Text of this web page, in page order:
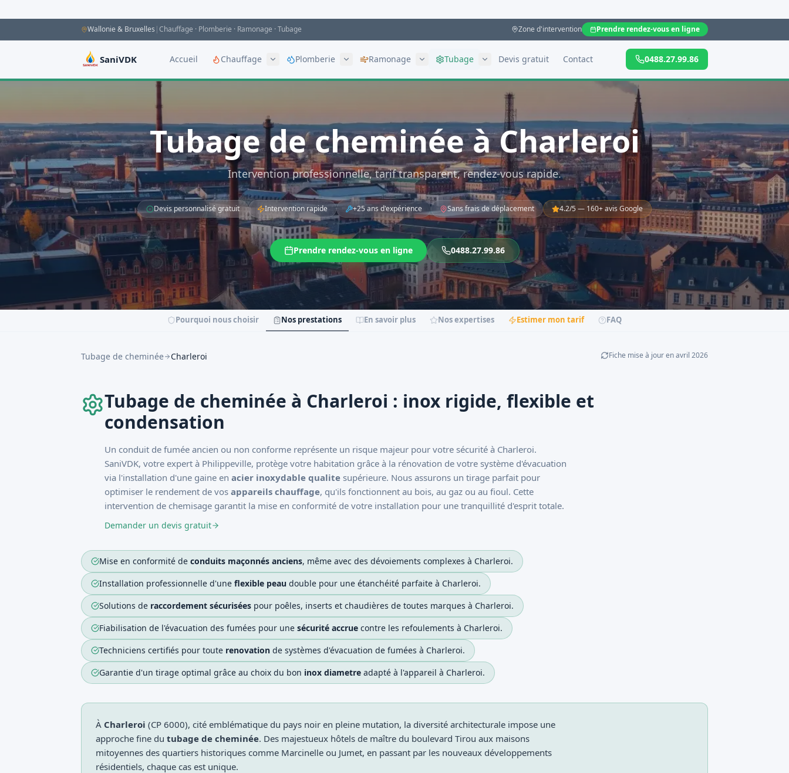
Aller au contenu principalWallonie & Bruxelles |Chauffage · Plomberie · Ramonage · Tubage Zone d'intervention Prendre rendez-vous en ligne
SaniVDK Accueil Chauffage Plomberie Ramonage Tubage Devis gratuit Contact 0488.27.99.86
Tubage de cheminée à Charleroi
Intervention professionnelle, tarif transparent, rendez-vous rapide.
Devis personnalisé gratuit Intervention rapide +25 ans d'expérience Sans frais de déplacement 4.2/5 — 160+ avis Google
Prendre rendez-vous en ligne 0488.27.99.86
Pourquoi nous choisir Nos prestations En savoir plus Nos expertises Estimer mon tarif FAQ
Tubage de cheminée Charleroi Fiche mise à jour enavril 2026
Tubage de cheminée à Charleroi : inox rigide, flexible et
condensation
Un conduit de fumée ancien ou non conforme représente un risque majeur pour votre sécurité à Charleroi.
SaniVDK, votre expert à Philippeville, protège votre habitation grâce à la rénovation de votre système d'évacuation
via l'installation d'une gaine en acier inoxydable qualite supérieure. Nous assurons un tirage parfait pour
optimiser le rendement de vos appareils chauffage, qu'ils fonctionnent au bois, au gaz ou au fioul. Cette
intervention de chemisage garantit la mise en conformité de votre installation pour une tranquillité d'esprit totale.
Demander un devis gratuit
Mise en conformité de conduits maçonnés anciens, même avec des dévoiements complexes à Charleroi.
Installation professionnelle d'une flexible peau double pour une étanchéité parfaite à Charleroi.
Solutions de raccordement sécurisées pour poêles, inserts et chaudières de toutes marques à Charleroi.
Fiabilisation de l'évacuation des fumées pour une sécurité accrue contre les refoulements à Charleroi.
Techniciens certifiés pour toute renovation de systèmes d'évacuation de fumées à Charleroi.
Garantie d'un tirage optimal grâce au choix du bon inox diametre adapté à l'appareil à Charleroi.
À Charleroi (CP 6000), cité emblématique du pays noir en pleine mutation, la diversité architecturale impose une
approche fine du tubage de cheminée. Des majestueux hôtels de maître du boulevard Tirou aux maisons
mitoyennes des quartiers historiques comme Marcinelle ou Jumet, en passant par les nouveaux développements
résidentiels, chaque cas est unique.